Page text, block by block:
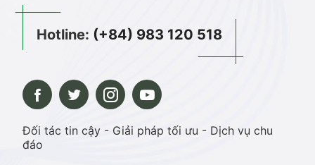
Hotline: (+84) 983 120 518
Đối tác tin cậy - Giải pháp tối ưu - Dịch vụ chu
đáo